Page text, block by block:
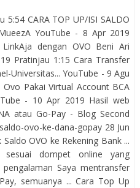
CARA TOP UP/ISI SALDO
YouTube - 8 Apr 2019
dengan OVO Beni Ari
Pratinjau 1:15 Cara Transfer
Universitas... YouTube - 9 Agu
Pakai Virtual Account BCA
- 10 Apr 2019 Hasil web
atau Go-Pay - Blog Second
ovo-ke-dana-gopay 28 Jun
OVO ke Rekening Bank ...
sesuai dompet online yang
Saya mentransfer
semuanya ... Cara Top Up